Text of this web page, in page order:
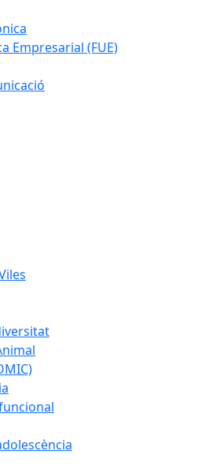
Empresarial (FUE)